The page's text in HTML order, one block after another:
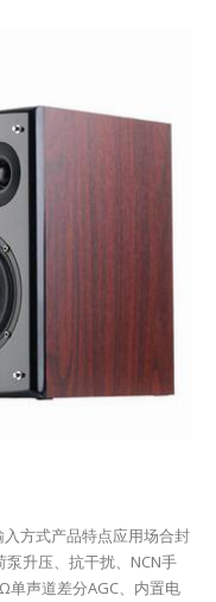
方式产品特点应用场合封
升压、抗干扰、NCN手
单声道差分AGC、内置电